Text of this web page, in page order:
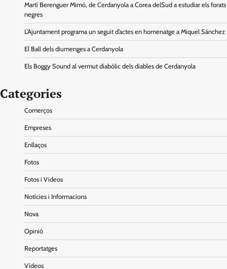
Martí Berenguer Mimó, de Cerdanyola a Corea delSud a estudiar els forats
negres
L’Ajuntament programa un seguit d’actes en homenatge a Miquel Sánchez
El Ball dels diumenges a Cerdanyola
Els Boggy Sound al vermut diabòlic dels diables de Cerdanyola
Categories
Comerços
Empreses
Enllaços
Fotos
Fotos i Videos
Notícies i Informacions
Nova
Opinió
Reportatges
Vídeos